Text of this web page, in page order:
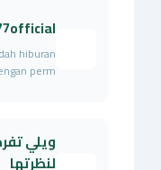
hiburan
perm...
ويلي
لنظرتها